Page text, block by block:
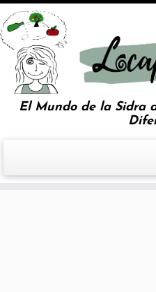
El Mundo de la Sidra